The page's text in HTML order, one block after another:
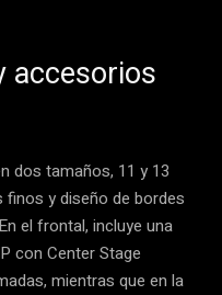
accesorios
dos tamaños, 11 y 13
y diseño de bordes
el frontal, incluye una
con Center Stage
mientras que en la